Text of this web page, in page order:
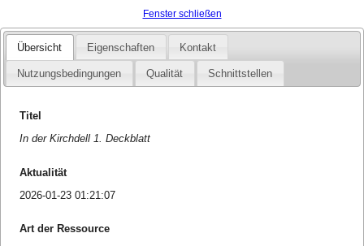
Fenster schließen
Übersicht Eigenschaften Kontakt
Nutzungsbedingungen Qualität Schnittstellen
Titel
In der Kirchdell 1. Deckblatt
Aktualität
2026-01-23 01:21:07
Art der Ressource